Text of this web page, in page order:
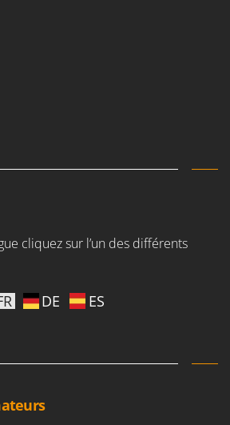
cliquez sur l’un des différents
DE ES